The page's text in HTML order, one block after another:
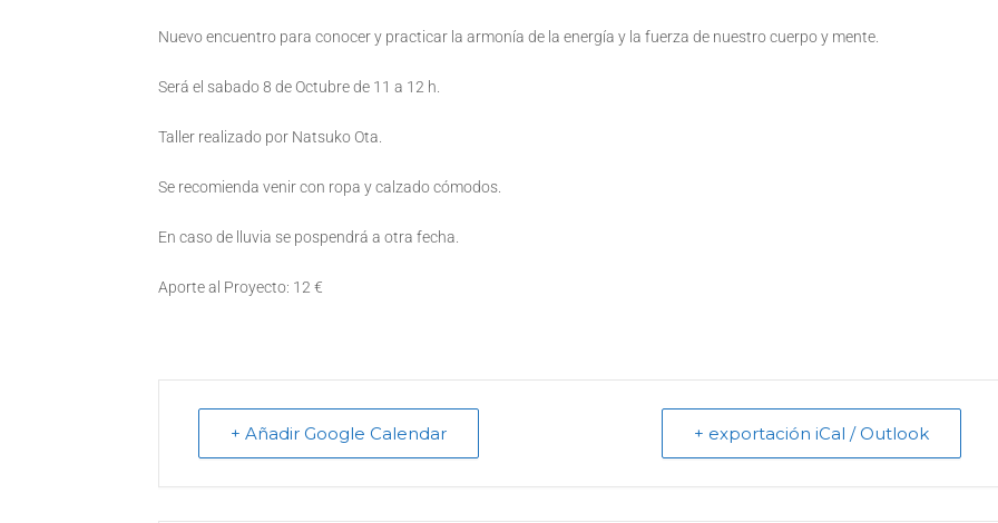
Nuevo encuentro para conocer y practicar la armonía de la energía y la fuerza de nuestro cuerpo y mente.
Será el sabado 8 de Octubre de 11 a 12 h.
Taller realizado por Natsuko Ota.
Se recomienda venir con ropa y calzado cómodos.
En caso de lluvia se pospendrá a otra fecha.
Aporte al Proyecto: 12 €
+ Añadir Google Calendar + exportación iCal / Outlook